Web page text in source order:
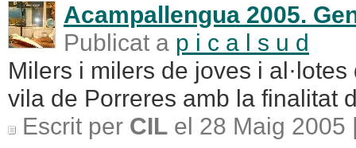
Acampallengua 2005.
Publicat a p i c a l s u d
Milers i milers de joves i
vila de Porreres amb la finalitat
Escrit per CIL el 28 Maig